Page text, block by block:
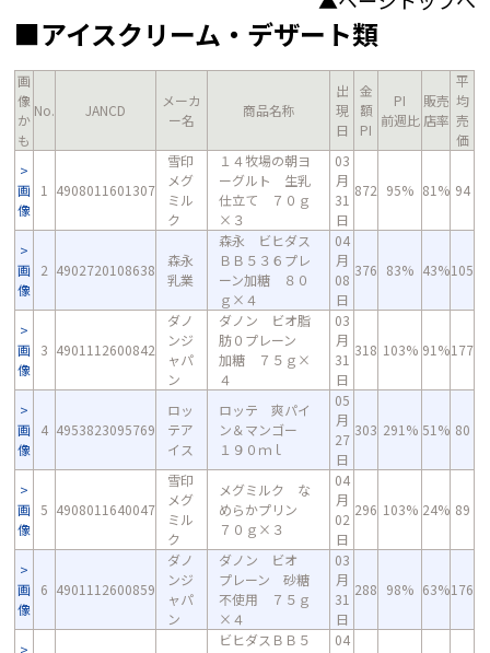
■アイスクリーム・デザート類
画
像
か
も
No. JANCD
メーカ
ー名
商品名称
出
現
日
金
額
PI
PI
前週比
販売
店率
平
均
売
価
画
像
1 4908011601307
雪印
メグ
ミル
ク
１４牧場の朝ヨ
ーグルト 生乳
仕立て ７０ｇ
×３
03
月
31
日
872 95% 81% 94
画
像
2 4902720108638
森永
乳業
森永 ビヒダス
ＢＢ５３６プレ
ーン加糖 ８０
ｇ×４
04
月
08
日
376 83% 43%105
画
像
3 4901112600842
ダノ
ンジ
ャパ
ン
ダノン ビオ脂
肪０プレーン
加糖 ７５ｇ×
４
03
月
31
日
318 103% 91%177
画
像
4 4953823095769
ロッ
テア
イス
ロッテ 爽パイ
ン＆マンゴー
１９０ｍｌ
05
月
27
日
303 291% 51% 80
画
像
5 4908011640047
雪印
メグ
ミル
ク
メグミルク な
めらかプリン
７０ｇ×３
04
月
02
日
296 103% 24% 89
画
像
6 4901112600859
ダノ
ンジ
ャパ
ン
ダノン ビオ
プレーン 砂糖
不使用 ７５ｇ
×４
03
月
31
日
288 98% 63%176
ビヒダスＢＢ５
04